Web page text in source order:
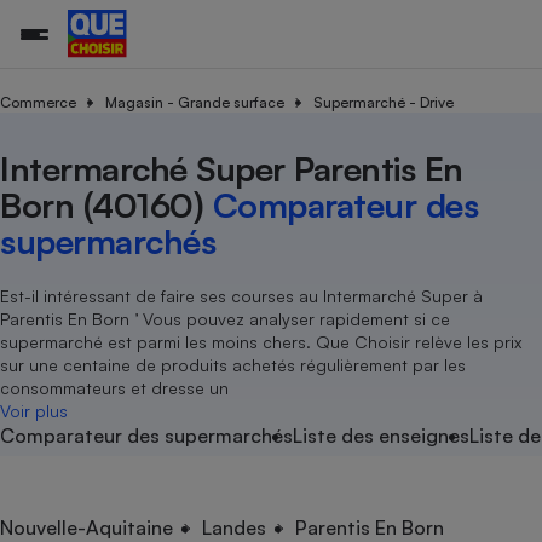
Commerce Magasin - Grande surface Supermarché - Drive
Intermarché Super Parentis En
Born (40160) Comparateur des
supermarchés
Est-il intéressant de faire ses courses au Intermarché Super à
Parentis En Born ’ Vous pouvez analyser rapidement si ce
supermarché est parmi les moins chers. Que Choisir relève les prix
sur une centaine de produits achetés régulièrement par les
consommateurs et dresse un
Voir plus
Comparateur des supermarchésListe des enseignesListe
Nouvelle-Aquitaine Landes Parentis En Born
Additifs
Agriculture
Produit alimentaire
Achat - Vente - Location
Carburant
Magasin - Grande surface
Marketing - Fidélisation
Organismes de défense
Système judiciairegratuit
Air
Eau
Achat - Vente - Travaux
Location
Sport
Vacances - Tourisme
électrique
Démarche administrative
Senior
Service marchand
Train
Transport aérien
Toutes les actualités
Enquêtes
Guides d'achat
Conseils
Brèves
Tous les services
Soumettre un litige
Lettres types
Rencontrer une association locale
Tous nos combats
Nos actions
Nos grandes victoires
Les billets de la présidente
Nos associations locales
Nous rejoindre
En savoir plus sur Que Choisir Ensemble
?
L’association
Nos missions
Notre méthodologie
Notre financement
Nos partenaires
Nous rejoindre